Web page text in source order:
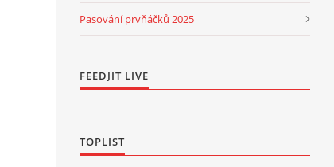
Pasování prvňáčků 2025
FEEDJIT LIVE
TOPLIST